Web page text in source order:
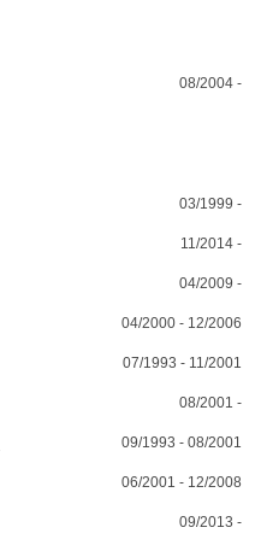
08/2004 -
03/1999 -
11/2014 -
04/2009 -
04/2000 - 12/2006
07/1993 - 11/2001
08/2001 -
09/1993 - 08/2001
06/2001 - 12/2008
09/2013 -